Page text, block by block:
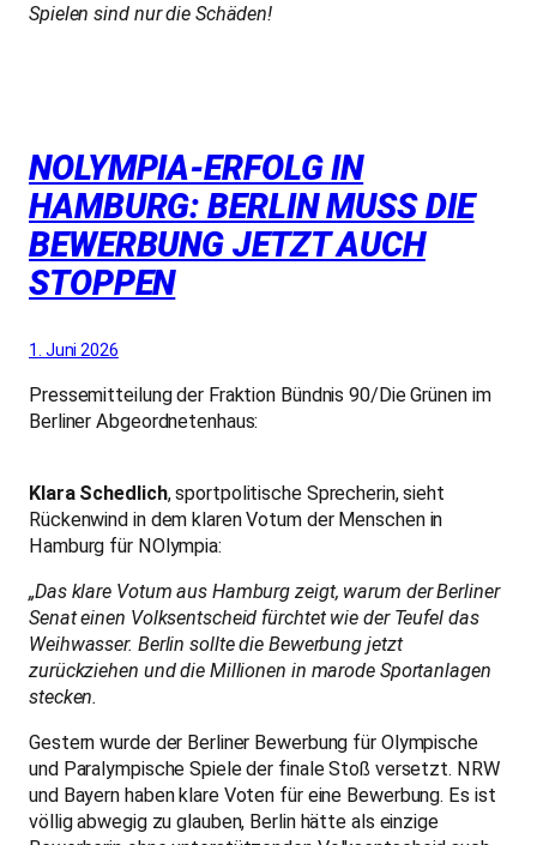
Spielen sind nur die Schäden!
NOLYMPIA-ERFOLG IN
HAMBURG: BERLIN MUSS DIE
BEWERBUNG JETZT AUCH
STOPPEN
1. Juni 2026
Pressemitteilung der Fraktion Bündnis 90/Die Grünen im
Berliner Abgeordnetenhaus:
Klara Schedlich, sportpolitische Sprecherin, sieht
Rückenwind in dem klaren Votum der Menschen in
Hamburg für NOlympia:
„Das klare Votum aus Hamburg zeigt, warum der Berliner
Senat einen Volksentscheid fürchtet wie der Teufel das
Weihwasser. Berlin sollte die Bewerbung jetzt
zurückziehen und die Millionen in marode Sportanlagen
stecken.
Gestern wurde der Berliner Bewerbung für Olympische
und Paralympische Spiele der finale Stoß versetzt. NRW
und Bayern haben klare Voten für eine Bewerbung. Es ist
völlig abwegig zu glauben, Berlin hätte als einzige